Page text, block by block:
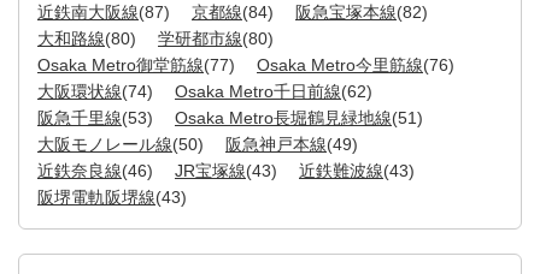
近鉄南大阪線(87) 京都線(84) 阪急宝塚本線(82)
大和路線(80) 学研都市線(80)
Osaka Metro御堂筋線(77) Osaka Metro今里筋線(76)
大阪環状線(74) Osaka Metro千日前線(62)
阪急千里線(53) Osaka Metro長堀鶴見緑地線(51)
大阪モノレール線(50) 阪急神戸本線(49)
近鉄奈良線(46) JR宝塚線(43) 近鉄難波線(43)
阪堺電軌阪堺線(43)